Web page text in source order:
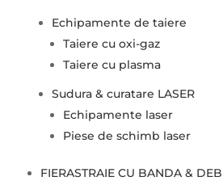
Echipamente de taiere
Taiere cu oxi-gaz
Taiere cu plasma
Sudura & curatare LASER
Echipamente laser
Piese de schimb laser
FIERASTRAIE CU BANDA &